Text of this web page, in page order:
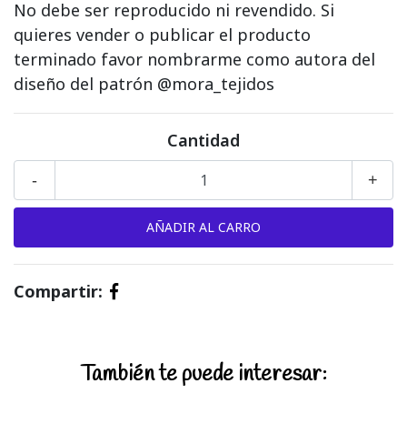
No debe ser reproducido ni revendido. Si
quieres vender o publicar el producto
terminado favor nombrarme como autora del
diseño del patrón @mora_tejidos
Cantidad
+
-
Compartir:
También te puede interesar: